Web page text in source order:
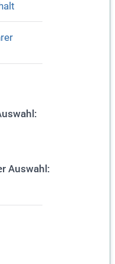
Auswahl: